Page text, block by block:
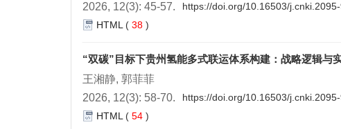
2026, 12(3): 45-57.
https://doi.org/10.16503/
HTML ( 38 )
“双碳”目标下贵州氢能多式联运体系构建：战略逻辑与
王湘静, 郭菲菲
2026, 12(3): 58-70.
https://doi.org/10.16503/
HTML ( 54 )